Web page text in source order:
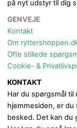
på nyt udstyr til dig
GENVEJE
Kontakt
Om
Ofte stillede
Cookie- &
KONTAKT
Har du spørgsmål
hjemmesiden, er
besked. Det kan du